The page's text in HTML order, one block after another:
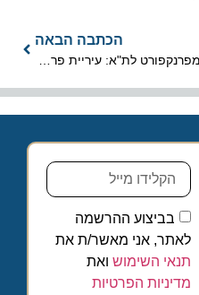
הכתבה הבאה
בביצוע ההרשמה
לאתר, אני מאשר/ת את
תנאי השימוש ואת
מדיניות הפרטיות